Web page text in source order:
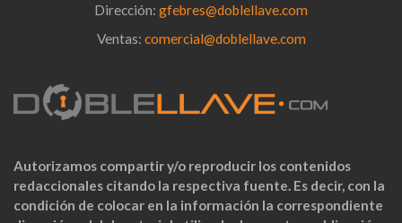
Dirección: gfebres@doblellave.com
Ventas: comercial@doblellave.com
Autorizamos compartir y/o reproducir los contenidos
redaccionales citando la respectiva fuente. Es decir, con la
condición de colocar en la información la correspondiente